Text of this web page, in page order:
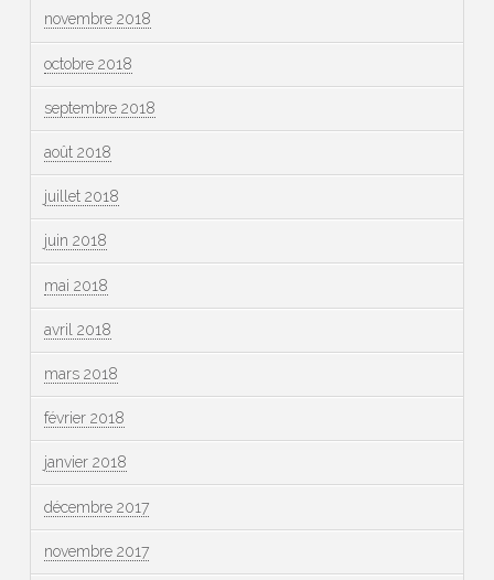
novembre 2018
octobre 2018
septembre 2018
août 2018
juillet 2018
juin 2018
mai 2018
avril 2018
mars 2018
février 2018
janvier 2018
décembre 2017
novembre 2017